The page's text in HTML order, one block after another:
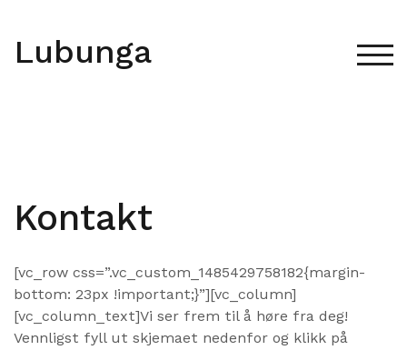
content
Lubunga
Kontakt
[vc_row css=”.vc_custom_1485429758182{margin-
bottom: 23px !important;}”][vc_column]
[vc_column_text]Vi ser frem til å høre fra deg!
Vennligst fyll ut skjemaet nedenfor og klikk på